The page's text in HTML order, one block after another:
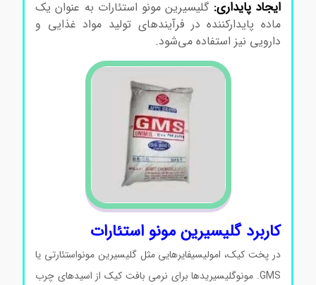
ایجاد پایداری:گلیسیرین مونو استئارات به عنوان یک
ماده پایدارکننده در فرآیندهای تولید مواد غذایی و
دارویی نیز استفاده می‌شود.
کاربرد گلیسیرین مونو استئارات
در پخت کیک، امولیسیفایرهایی مثل گلیسیرین مونواستئارتی یا
GMS. مونوگلیسیریدها برای نرمی بافت کیک از اسیدهای چرب